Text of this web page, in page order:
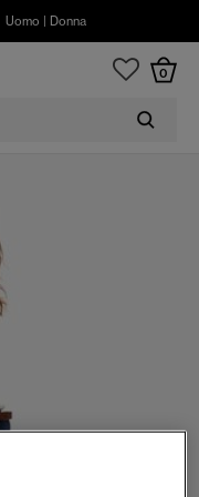
Uomo Donna
0